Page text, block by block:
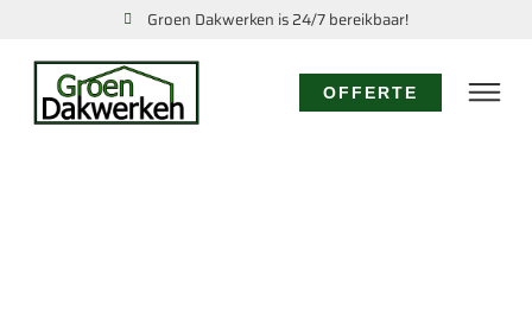
Groen Dakwerken is 24/7 bereikbaar!
OFFERTE